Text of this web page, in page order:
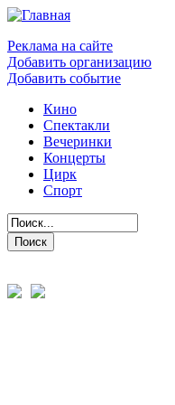
Реклама на сайте
Добавить организацию
Добавить событие
Кино
Спектакли
Вечеринки
Концерты
Цирк
Спорт